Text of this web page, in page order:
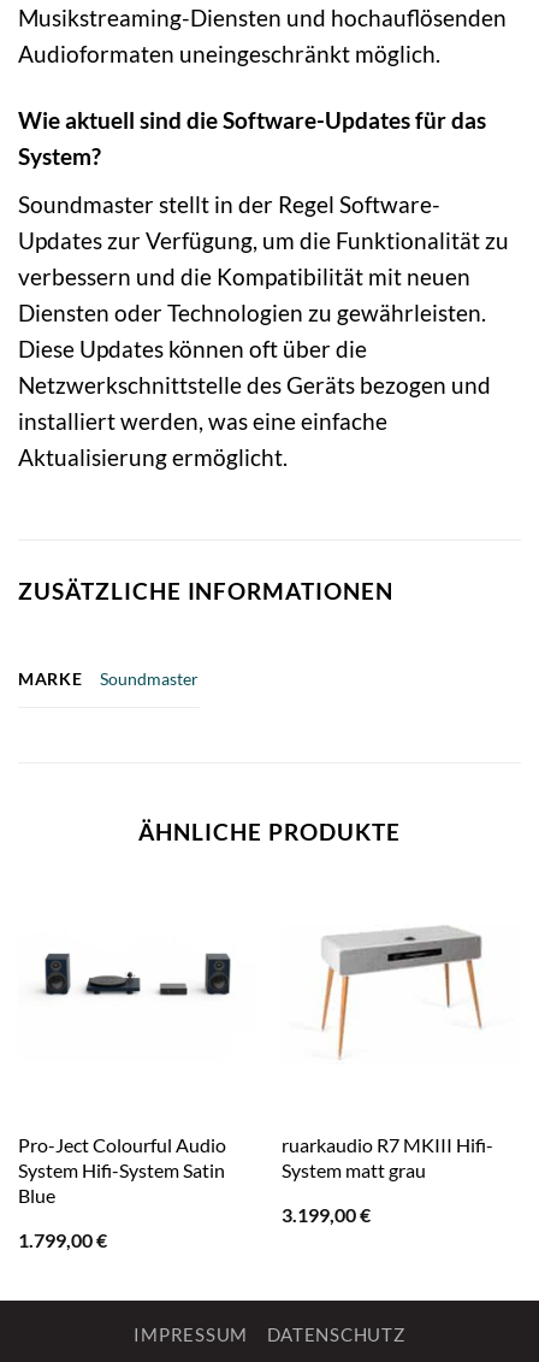
Musikstreaming-Diensten und hochauflösenden
Audioformaten uneingeschränkt möglich.
Wie aktuell sind die Software-Updates für das
System?
Soundmaster stellt in der Regel Software-
Updates zur Verfügung, um die Funktionalität zu
verbessern und die Kompatibilität mit neuen
Diensten oder Technologien zu gewährleisten.
Diese Updates können oft über die
Netzwerkschnittstelle des Geräts bezogen und
installiert werden, was eine einfache
Aktualisierung ermöglicht.
ZUSÄTZLICHE INFORMATIONEN
MARKE Soundmaster
ÄHNLICHE PRODUKTE
Pro-Ject Colourful Audio
System Hifi-System Satin
Blue
1.799,00€
ruarkaudio R7 MKIII Hifi-
System matt grau
3.199,00€
IMPRESSUM DATENSCHUTZ